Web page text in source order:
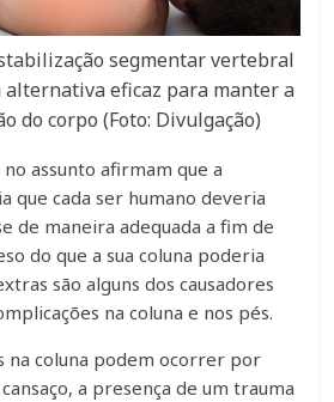
segmentar vertebral
alternativa eficaz para manter a
do corpo (Foto: Divulgação)
assunto afirmam que a
que cada ser humano deveria
de maneira adequada a fim de
do que a sua coluna poderia
são alguns dos causadores
na coluna e nos pés.
na coluna podem ocorrer por
a presença de um trauma